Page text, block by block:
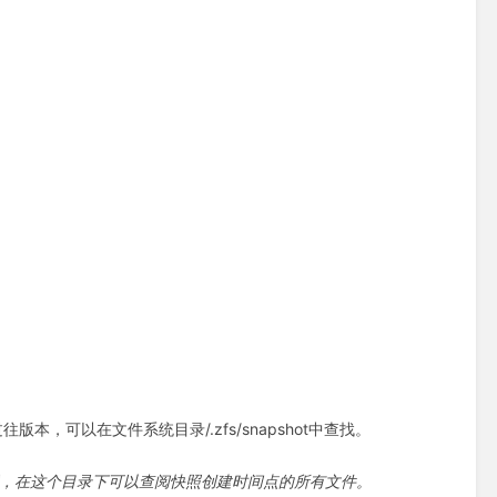
版本，可以在文件系统目录/.zfs/snapshot中查找。
这个目录下可以查阅快照创建时间点的所有文件。